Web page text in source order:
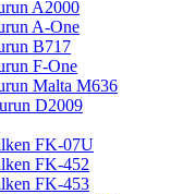
A2000
A-One
B717
F-One
Malta M636
D2009
FK-07U
FK-452
FK-453